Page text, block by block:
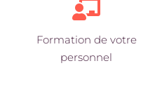
Formation de votre
personnel